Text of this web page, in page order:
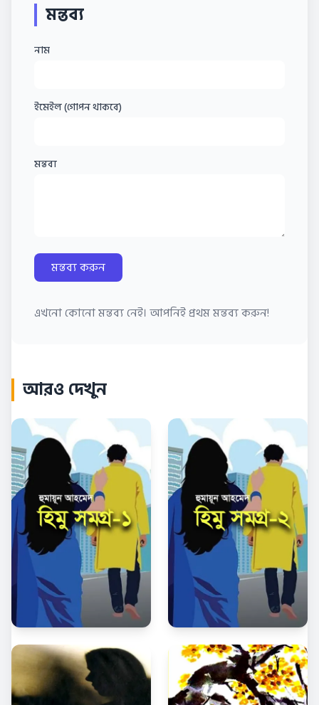
মন্তব্য
নাম
ইমেইল (গোপন থাকবে)
মন্তব্য
মন্তব্য করুন
এখনো কোনো মন্তব্য নেই। আপনিই প্রথম মন্তব্য করুন!
আরও দেখুন